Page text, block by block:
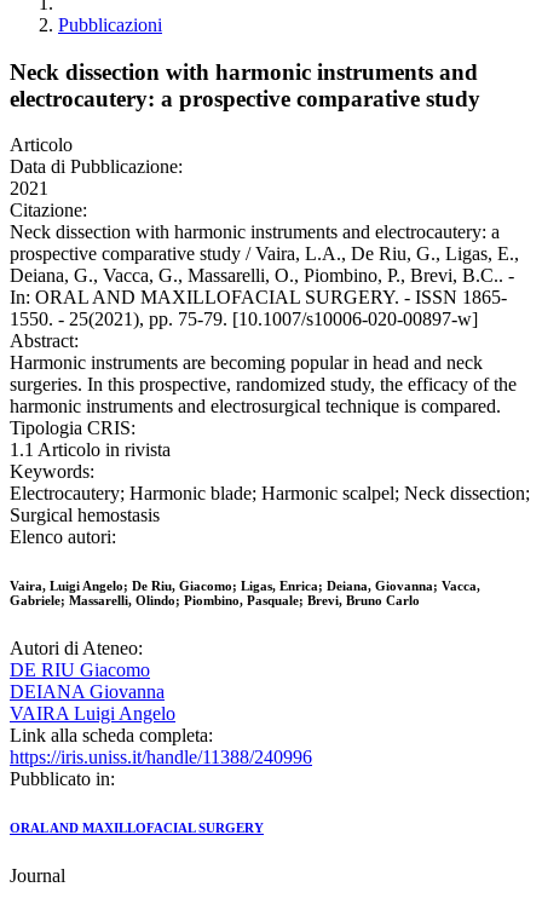
Pubblicazioni
Neck dissection with harmonic instruments and
electrocautery: a prospective comparative study
Articolo
Data di Pubblicazione:
2021
Citazione:
Neck dissection with harmonic instruments and electrocautery: a
prospective comparative study / Vaira, L.A., De Riu, G., Ligas, E.,
Deiana, G., Vacca, G., Massarelli, O., Piombino, P., Brevi, B.C.. -
In: ORAL AND MAXILLOFACIAL SURGERY. - ISSN 1865-
1550. - 25(2021), pp. 75-79. [10.1007/s10006-020-00897-w]
Abstract:
Harmonic instruments are becoming popular in head and neck
surgeries. In this prospective, randomized study, the efficacy of the
harmonic instruments and electrosurgical technique is compared.
Tipologia CRIS:
1.1 Articolo in rivista
Keywords:
Electrocautery; Harmonic blade; Harmonic scalpel; Neck dissection;
Surgical hemostasis
Elenco autori:
Vaira, Luigi Angelo; De Riu, Giacomo; Ligas, Enrica; Deiana, Giovanna; Vacca,
Gabriele; Massarelli, Olindo; Piombino, Pasquale; Brevi, Bruno Carlo
Autori di Ateneo:
DE RIU Giacomo
DEIANA Giovanna
VAIRA Luigi Angelo
Link alla scheda completa:
https://iris.uniss.it/handle/11388/240996
Pubblicato in:
ORAL AND MAXILLOFACIAL SURGERY
Journal